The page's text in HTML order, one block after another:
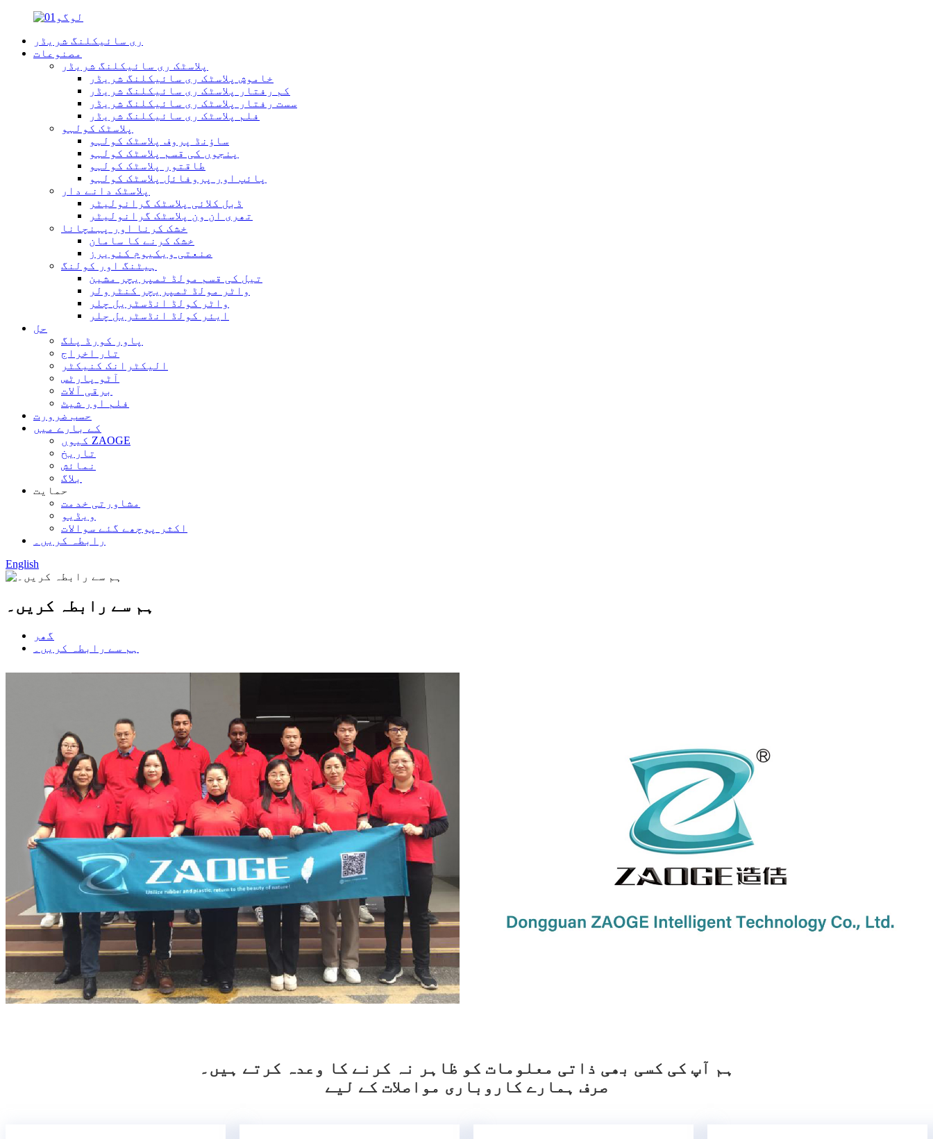
ری سائیکلنگ شریڈر
مصنوعات
پلاسٹک ری سائیکلنگ شریڈر
خاموش پلاسٹک ری سائیکلنگ شریڈر
کم رفتار پلاسٹک ری سائیکلنگ شریڈر
سست رفتار پلاسٹک ری سائیکلنگ شریڈر
فلم پلاسٹک ری سائیکلنگ شریڈر
پلاسٹک کولہو
ساؤنڈ پروف پلاسٹک کولہو
پنجوں کی قسم پلاسٹک کولہو
طاقتور پلاسٹک کولہو
پائپ اور پروفائل پلاسٹک کولہو
پلاسٹک دانے دار
ڈبل کلائی پلاسٹک گرانولیٹر
تھری ان ون پلاسٹک گرانولیٹر
خشک کرنا اور پہنچانا
خشک کرنے کا سامان
صنعتی ویکیوم کنویرز
ہیٹنگ اور کولنگ
تیل کی قسم مولڈ ٹمپریچر مشین
واٹر مولڈ ٹمپریچر کنٹرولر
واٹر کولڈ انڈسٹریل چلر
ایئر کولڈ انڈسٹریل چلر
حل
پاور کورڈ پلگ
تار اخراج
الیکٹرانک کنیکٹر
آٹو پارٹس
برقی آلات
فلم اور شیٹ
حسب ضرورت
کے بارے میں
کیوں ZAOGE
تاریخ
نمائش
بلاگ
حمایت
مشاورتی خدمت
ویڈیو
اکثر پوچھے گئے سوالات
رابطہ کریں۔
English
ہم سے رابطہ کریں۔
گھر
ہم سے رابطہ کریں۔
ہم آپ کی کسی بھی ذاتی معلومات کو ظاہر نہ کرنے کا وعدہ کرتے ہیں۔
صرف ہمارے کاروباری مواصلات کے لیے